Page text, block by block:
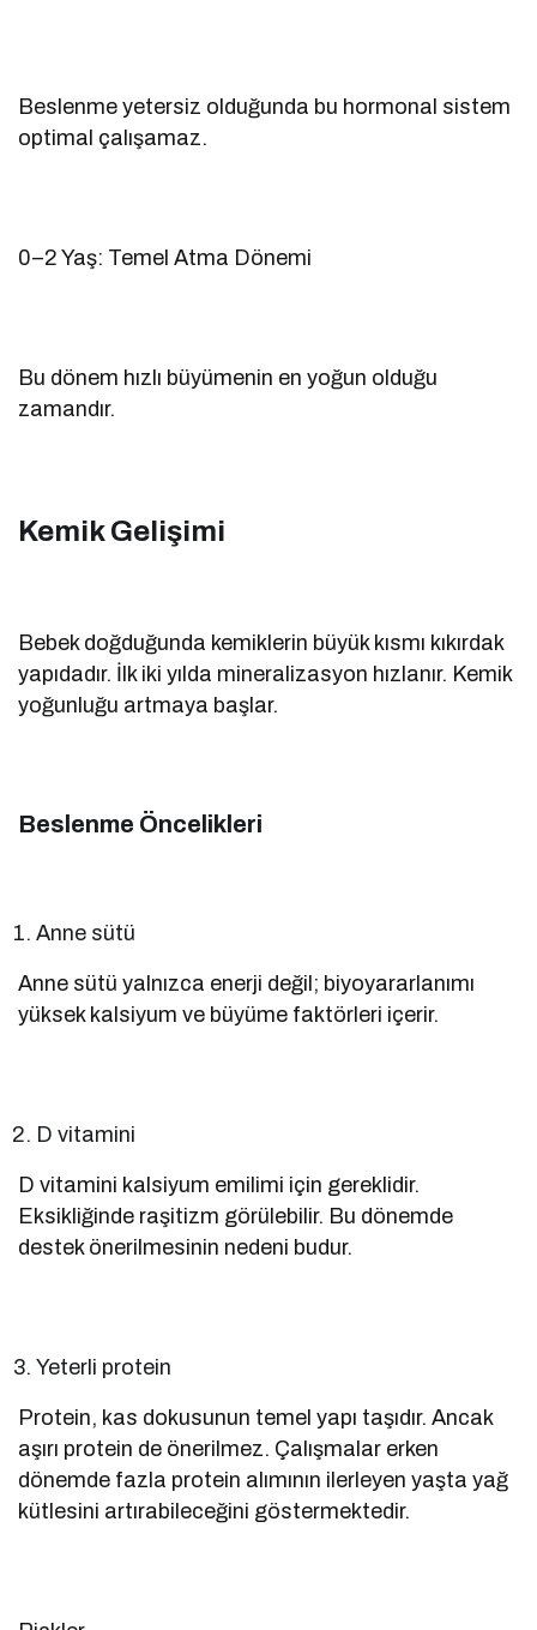
Beslenme yetersiz olduğunda bu hormonal sistem
optimal çalışamaz.
0–2 Yaş: Temel Atma Dönemi
Bu dönem hızlı büyümenin en yoğun olduğu
zamandır.
Kemik Gelişimi
Bebek doğduğunda kemiklerin büyük kısmı kıkırdak
yapıdadır. İlk iki yılda mineralizasyon hızlanır. Kemik
yoğunluğu artmaya başlar.
Beslenme Öncelikleri
Anne sütü
Anne sütü yalnızca enerji değil; biyoyararlanımı
yüksek kalsiyum ve büyüme faktörleri içerir.
D vitamini
D vitamini kalsiyum emilimi için gereklidir.
Eksikliğinde raşitizm görülebilir. Bu dönemde
destek önerilmesinin nedeni budur.
Yeterli protein
Protein, kas dokusunun temel yapı taşıdır. Ancak
aşırı protein de önerilmez. Çalışmalar erken
dönemde fazla protein alımının ilerleyen yaşta yağ
kütlesini artırabileceğini göstermektedir.